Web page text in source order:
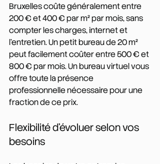
Bruxelles coûte généralement entre
200 € et 400 € par m² par mois, sans
compter les charges, internet et
l'entretien. Un petit bureau de 20 m²
peut facilement coûter entre 500 € et
800 € par mois. Un bureau virtuel vous
offre toute la présence
professionnelle nécessaire pour une
fraction de ce prix.
Flexibilité d'évoluer selon vos
besoins